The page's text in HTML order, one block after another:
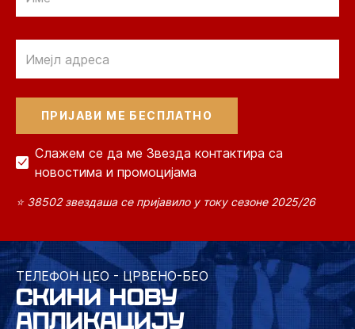
Слажем се да ме Звезда контактира са
новостима и промоцијама
⭐ 38502 звездаша се пријавило у току сезоне 2025/26
ТЕЛЕФОН ЦЕО - ЦРВЕНО-БЕО
СКИНИ НОВУ
АПЛИКАЦИЈУ